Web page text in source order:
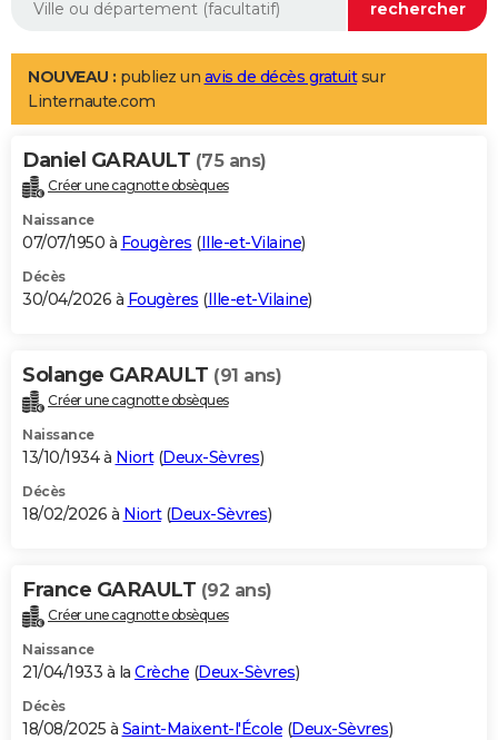
Aménagement intérieur
LIFESTYLE
Art de vivre
Bien-être
Loisirs
Mode
Modes de vie
Alimentation
Guide de la santé
Maladies
Médicaments
Sommeil
VOYAGE
Destinations
City break
Voyage nature
Voyage de noces
Forum
Climat
+PHOTO
GUIDES D'ACHAT
BONS PLANS
Carte de Noël
Carte Bonne année
Carte Saint-Valentin
Carte Pâques
Carte d'anniversaire
DICTIONNAIRE
Dictionnaire
Biographies
Citations
Expressions
Proverbes
PROGRAMME TV
S'inscrire
Se connecter
Lycées
Collèges
Primaires
Universités
Entreprises
Service militaire
Avis de recherche
AVIS DE DÉCÈS
Bricolage
Lifestyle
Culture
Sport
Auto
Television
Voyage
Cinema
NOUVEAU : publiez un avis de décès gratuitsur
Linternaute.com
Daniel GARAULT (75 ans)
Créer une cagnotte obsèques
Naissance
07/07/1950 à Fougères (Ille-et-Vilaine)
Décès
30/04/2026 à Fougères (Ille-et-Vilaine)
Solange GARAULT (91 ans)
Créer une cagnotte obsèques
Naissance
13/10/1934 à Niort(Deux-Sèvres)
Décès
18/02/2026 à Niort(Deux-Sèvres)
France GARAULT (92 ans)
Créer une cagnotte obsèques
Naissance
21/04/1933 à la Crèche (Deux-Sèvres)
Décès
18/08/2025 à Saint-Maixent-l'École (Deux-Sèvres)